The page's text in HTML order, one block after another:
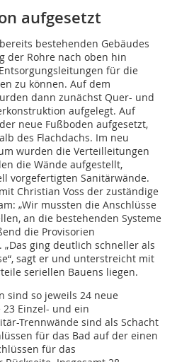
aufgesetzt
bestehenden Gebäudes
der Rohre nach oben hin
für die
zu können. Auf dem
dann zunächst Quer- und
aufgelegt. Auf
neue Fußboden aufgesetzt,
des Flachdachs. Im neu
wurden die Verteilleitungen
die Wände aufgestellt,
vorgefertigten Sanitärwände.
Christian Voss der zuständige
„Wir mussten die Anschlüsse
an die bestehenden Systeme
die Provisorien
ging deutlich schneller als
sagt er und unterstreicht mit
seriellen Bauens liegen.
sind so jeweils 24 neue
Einzel- und ein
Trennwände sind als Schacht
für das Bad auf der einen
für das